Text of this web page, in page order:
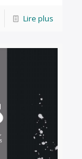
Lire plus